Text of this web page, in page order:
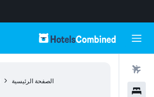
الصفحة الرئيسية